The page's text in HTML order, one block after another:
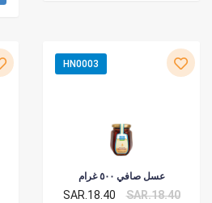
HN0003
عسل صافي ٥٠٠ غرام
SAR.18.40 SAR.18.40